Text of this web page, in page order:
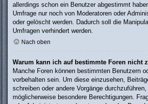
allerdings schon ein Benutzer abgestimmt
Umfrage nur noch von Moderatoren oder
oder gelöscht werden. Dadurch soll die
Umfragen verhindert werden.
Nach oben
Warum kann ich auf bestimmte Foren nicht
Manche Foren können bestimmten Benutzern
vorbehalten sein. Um diese einzusehen,
schreiben oder andere Vorgänge
möglicherweise besondere Berechtigungen.